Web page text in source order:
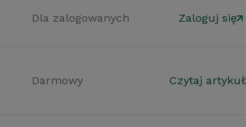
Dla zalogowanych Zaloguj się
Darmowy Czytaj artykuł